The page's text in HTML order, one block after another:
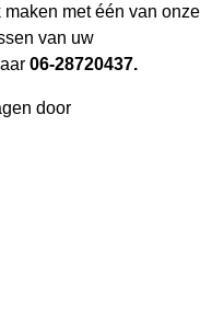
met één van onze
van uw
06-28720437.
door